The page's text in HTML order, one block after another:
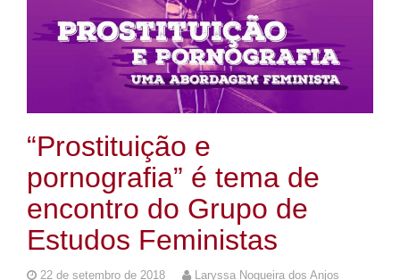
“Prostituição e
pornografia” é tema de
encontro do Grupo de
Estudos Feministas
22 de setembro de 2018
Laryssa Nogueira dos Anjos